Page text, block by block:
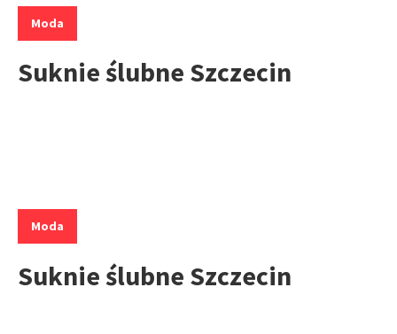
Kategorie:
Moda
Suknie ślubne Szczecin
Kategorie:
Moda
Suknie ślubne Szczecin